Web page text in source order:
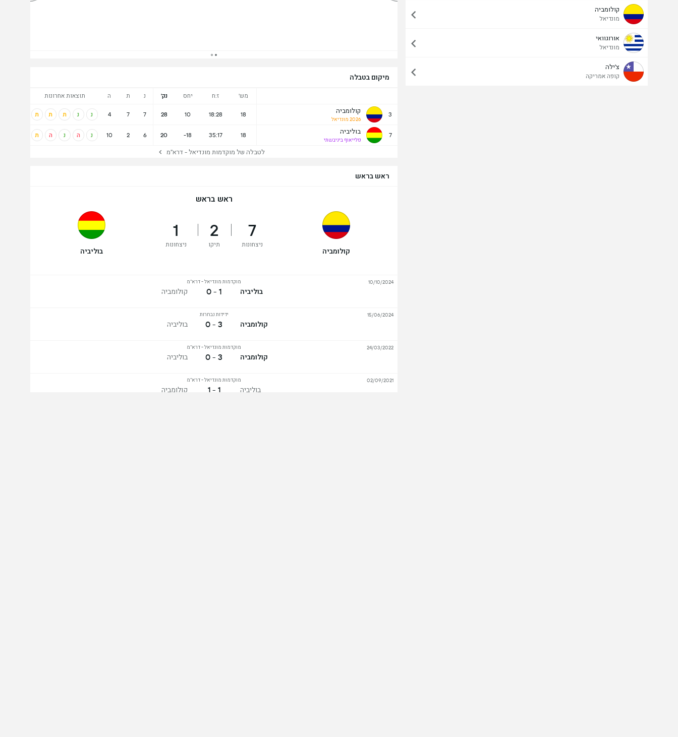
קולומביה
מונדיאל
אורוגוואי
מונדיאל
צ'ילה
קופה אמריקה מיקום בטבלה
מש' ז:ח יחס נק' נ ת ה תוצאות אחרונות
3 קולומביה
2026 מונדיאל
18
18:28
10
28
7
7
4 נ נ ת ת ת
7 בוליביה
פלייאוף ביניבשתי
18
35:17
-18
20
6
2
10 נ ה נ ה ת
לטבלה של מוקדמות מונדיאל - דרא"מ
ראש בראש
ראש בראש
קולומביה
7
ניצחונות
2
תיקו
1
ניצחונות
בוליביה
בוליביה
מוקדמות מונדיאל - דרא"מ
1 - 0 קולומביה
10/10/2024
קולומביה
ידידות נבחרות
3 - 0 בוליביה
15/06/2024
קולומביה
מוקדמות מונדיאל - דרא"מ
3 - 0 בוליביה
24/03/2022
בוליביה
מוקדמות מונדיאל - דרא"מ
1 - 1 קולומביה
02/09/2021